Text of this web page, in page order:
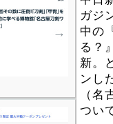
ガジ
中の
る？
新。
ンし
（名
つい